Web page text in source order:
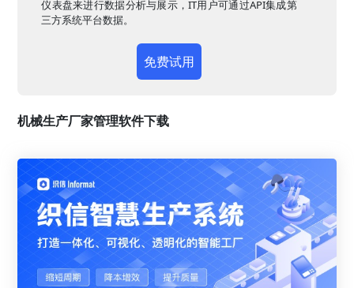
仪表盘来进行数据分析与展示，IT用户可通过API集成第
三方系统平台数据。
免费试用
机械生产厂家管理软件下载